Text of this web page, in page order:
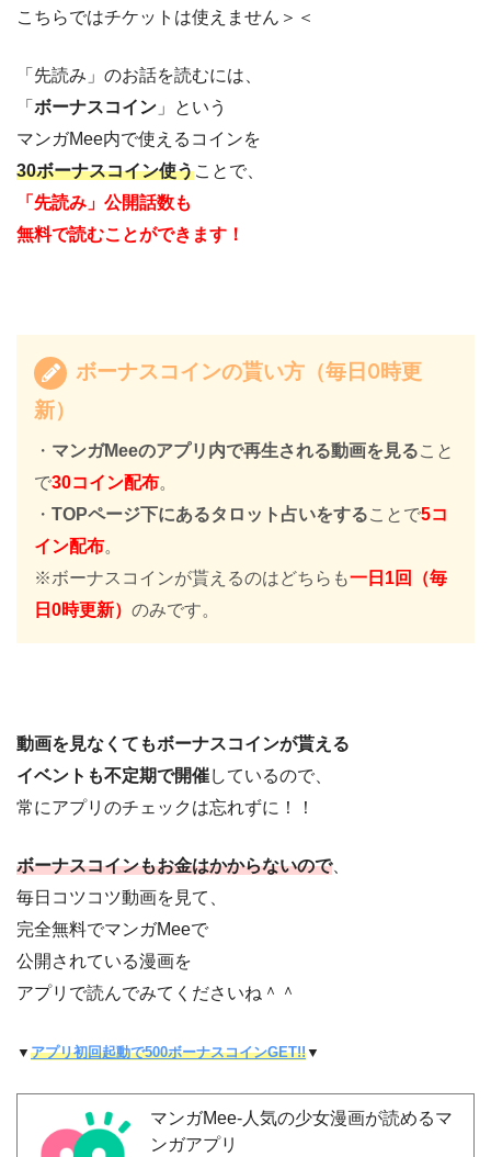
こちらではチケットは使えません＞＜
「先読み」のお話を読むには、
「 ボーナスコイン 」という
マンガMee内で使えるコインを
30ボーナスコイン使うことで、
「先読み」公開話数も
無料で読むことができます！
ボーナスコインの貰い方（毎日0時更
新）
・ マンガMeeのアプリ内で再生される動画を見ること
で30コイン配布。
・ TOPページ下にあるタロット占いをすることで5コ
イン配布。
※ボーナスコインが貰えるのはどちらも一日1回（毎
日0時更新） のみです。
動画を見なくてもボーナスコインが貰える
イベントも不定期で開催しているので、
常にアプリのチェックは忘れずに！！
ボーナスコインもお金はかからないので、
毎日コツコツ動画を見て、
完全無料でマンガMeeで
公開されている漫画を
アプリで読んでみてくださいね＾＾
▼ アプリ初回起動で500ボーナスコインGET!!▼
マンガMee-人気の少女漫画が読めるマ
ンガアプリ